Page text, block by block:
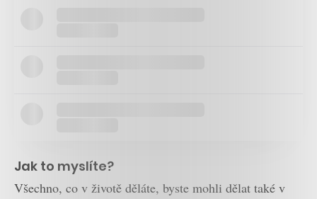
Jak to myslíte?
Všechno, co v životě děláte, byste mohli dělat také v